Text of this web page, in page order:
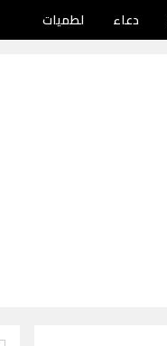
دعاء لطميات